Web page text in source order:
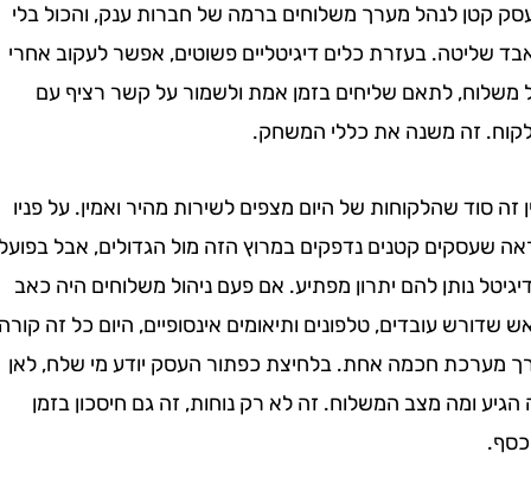
לנהל מערך משלוחים ברמה של חברות ענק, והכול בלי
בעזרת כלים דיגיטליים פשוטים, אפשר לעקוב אחרי
לתאם שליחים בזמן אמת ולשמור על קשר רציף עם
זה משנה את כללי המשחק.
שהלקוחות של היום מצפים לשירות מהיר ואמין. על פניו
קטנים נדפקים במרוץ הזה מול הגדולים, אבל בפועל
נותן להם יתרון מפתיע. אם פעם ניהול משלוחים היה כאב
עובדים, טלפונים ותיאומים אינסופיים, היום כל זה קורה
חכמה אחת. בלחיצת כפתור העסק יודע מי שלח, לאן
ומה מצב המשלוח. זה לא רק נוחות, זה גם חיסכון בזמן